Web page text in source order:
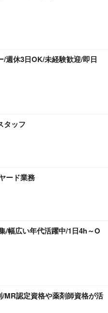
週休3日OK/未経験歓迎/即日
タッフ
ード業務
/幅広い年代活躍中/1日4h～O
MR認定資格や薬剤師資格が活